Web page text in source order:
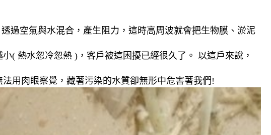
過空氣與水混合，產生阻力，這時高周波就會把生物膜、淤泥
( 熱水忽冷忽熱 )，客戶被這困擾已經很久了。 以這戶來說，
用肉眼察覺，藏著污染的水質卻無形中危害著我們!